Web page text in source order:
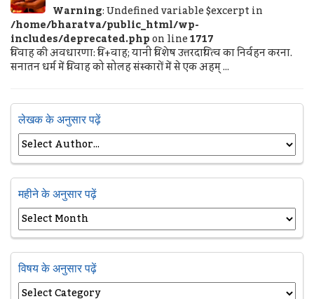
Warning: Undefined variable $excerpt in
/home/bharatva/public_html/wp-
includes/deprecated.phpon line1717
विवाह की अवधारणा: वि+वाह; यानी विशेष उत्तरदायित्व का निर्वहन करना.
सनातन धर्म में विवाह को सोलह संस्कारों में से एक अहम् ...
लेखक के अनुसार पढ़ें
महीने के अनुसार पढ़ें
विषय के अनुसार पढ़ें